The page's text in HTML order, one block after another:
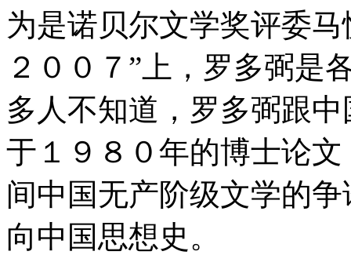
为是诺贝尔文学奖评委
２００７”上，罗多弼是
多人不知道，罗多弼跟
于１９８０年的博士论
间中国无产阶级文学的
向中国思想史。